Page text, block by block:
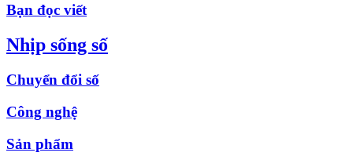
Bạn đọc viết
Nhịp sống số
Chuyển đổi số
Công nghệ
Sản phẩm